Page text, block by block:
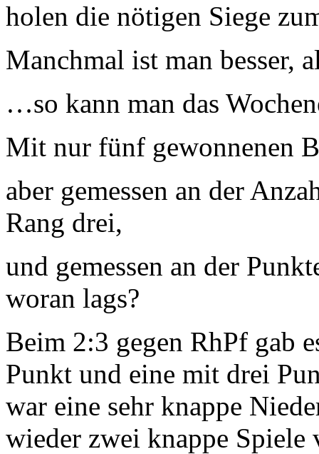
holen die nötigen Siege
Manchmal ist man besser,
…so kann man das
Mit nur fünf gewonnenen
aber gemessen an der
Rang drei,
und gemessen an der
woran lags?
Beim 2:3 gegen RhPf gab
Punkt und eine mit drei
war eine sehr knappe
wieder zwei knappe Spiele